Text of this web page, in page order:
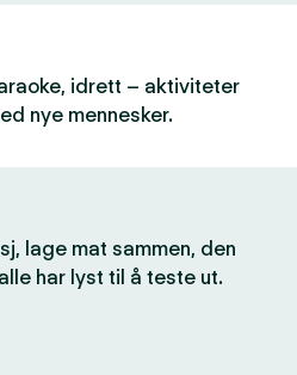
idrett – aktiviteter
nye mennesker.
lage mat sammen, den
har lyst til å teste ut.